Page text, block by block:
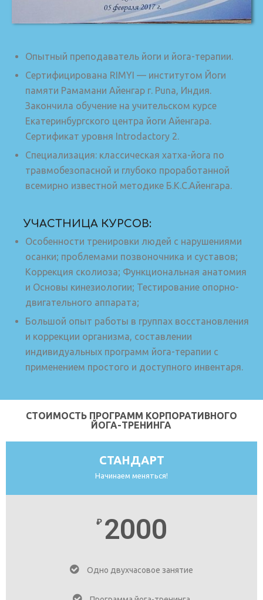
Опытный преподаватель йоги и йога-терапии.
Сертифицирована RIMYI — институтом Йоги
памяти Рамамани Айенгар г. Puna, Индия.
Закончила обучение на учительском курсе
Екатеринбургского центра йоги Айенгара.
Сертификат уровня Introdactory 2.
Специализация: классическая хатха-йога по
травмобезопасной и глубоко проработанной
всемирно известной методике Б.К.С.Айенгара.
УЧАСТНИЦА КУРСОВ:
Особенности тренировки людей с нарушениями
осанки; проблемами позвоночника и суставов;
Коррекция сколиоза; Функциональная анатомия
и Основы кинезиологии; Тестирование опорно-
двигательного аппарата;
Большой опыт работы в группах восстановления
и коррекции организма, составлении
индивидуальных программ йога-терапии с
применением простого и доступного инвентаря.
СТОИМОСТЬ ПРОГРАММ КОРПОРАТИВНОГО
ЙОГА-ТРЕНИНГА
СТАНДАРТ
Начинаем меняться!
₽ 2000
Одно двухчасовое занятие